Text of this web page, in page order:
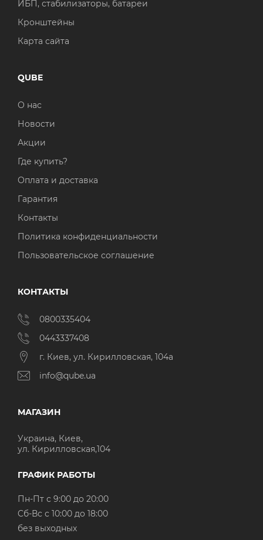
ИБП, стабилизаторы, батареи
Кронштейны
Карта сайта
QUBE
О нас
Новости
Акции
Где купить?
Оплата и доставка
Гарантия
Контакты
Политика конфиденциальности
Пользовательское соглашение
КОНТАКТЫ
0800335404
0443337408
г. Киев, ул. Кирилловская, 104а
info@qube.ua
МАГАЗИН
Украина, Киев,
ул. Кирилловская,104
ГРАФИК РАБОТЫ
Пн-Пт с 9:00 до 20:00
Cб-Вс с 10:00 до 18:00
без выходных